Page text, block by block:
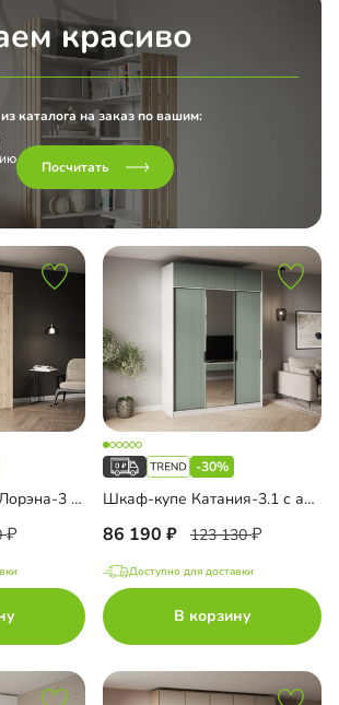
красиво
каталога на заказ по вашим:
Посчитать
Распашной шкаф Лорэна-3 с антресолью
-30%
Шкаф-купе Катания-3.1 с антресолью
86 190 123 130
Доступно для доставки
В корзину